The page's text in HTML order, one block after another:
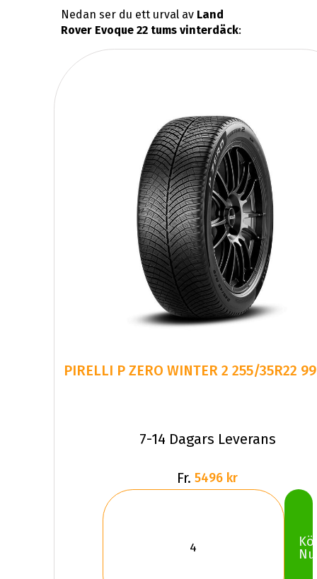
Nedan ser du ett urval av Land
Rover Evoque 22 tums vinterdäck:
7-14 Dagars Leverans
Fr. 5496 kr
Nu